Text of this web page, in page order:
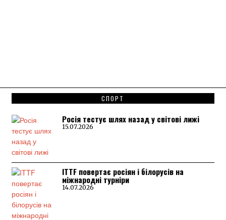
СПОРТ
Росія тестує шлях назад у світові лижі
15.07.2026
ITTF повертає росіян і білорусів на
міжнародні турніри
14.07.2026